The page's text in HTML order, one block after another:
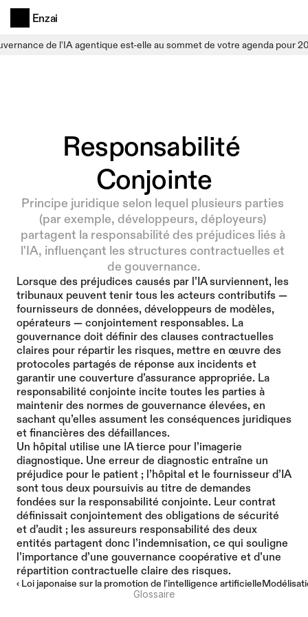
de l'IA agentique est-elle au sommet de votre agenda pour
Enzai
Responsabilité
Conjointe
Principe juridique selon lequel plusieurs parties
(par exemple, développeurs, déployeurs)
partagent la responsabilité des préjudices liés à
l'IA, influençant les structures contractuelles et
de gouvernance.
Lorsque des préjudices causés par l’IA surviennent, les
tribunaux peuvent tenir tous les acteurs contributifs —
fournisseurs de données, développeurs de modèles,
opérateurs — conjointement responsables. La
gouvernance doit définir des clauses contractuelles
claires pour répartir les risques, mettre en œuvre des
protocoles partagés de réponse aux incidents et
garantir une couverture d’assurance appropriée. La
responsabilité conjointe incite toutes les parties à
maintenir des normes de gouvernance élevées, en
sachant qu’elles assument les conséquences juridiques
et financières des défaillances.
Un hôpital utilise une IA tierce pour l’imagerie
diagnostique. Une erreur de diagnostic entraîne un
préjudice pour le patient ; l’hôpital et le fournisseur d’IA
sont tous deux poursuivis au titre de demandes
fondées sur la responsabilité conjointe. Leur contrat
définissait conjointement des obligations de sécurité
et d’audit ; les assureurs responsabilité des deux
entités partagent donc l’indemnisation, ce qui souligne
l’importance d’une gouvernance coopérative et d’une
répartition contractuelle claire des risques.
‹ Loi japonaise sur la promotion de l'intelligence artificielle
Glossaire